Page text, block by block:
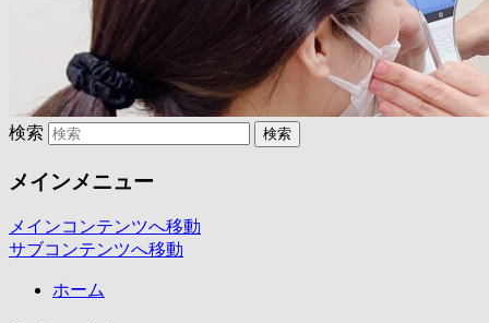
検索
メインメニュー
メインコンテンツへ移動
サブコンテンツへ移動
ホーム